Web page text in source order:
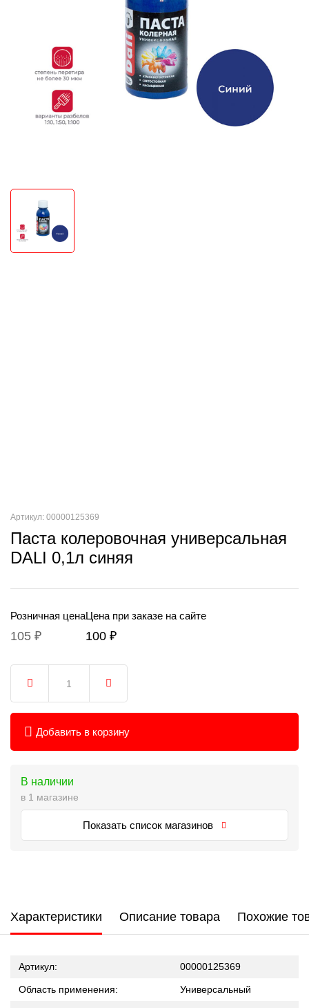
Артикул: 00000125369
Паста колеровочная универсальная
DALI 0,1л синяя
Розничная цена
105 ₽
Цена при заказе на сайте
100 ₽
Добавить в корзину
В наличии
в 1 магазине
Показать список магазинов
Характеристики Описание товара Похожие
Артикул: 00000125369
Область применения: Универсальный